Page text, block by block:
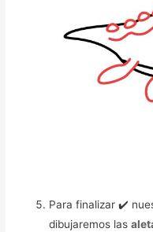
Para finalizar ✔️
dibujaremos las